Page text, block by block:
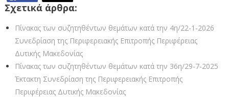
Σχετικά άρθρα:
Πίνακας των συζητηθέντων θεμάτων κατά την 4η/22-1-2026
Συνεδρίαση της Περιφερειακής Επιτροπής Περιφέρειας
Δυτικής Μακεδονίας
Πίνακας των συζητηθέντων θεμάτων κατά την 36η/29-7-2025
Έκτακτη Συνεδρίαση της Περιφερειακής Επιτροπής
Περιφέρειας Δυτικής Μακεδονίας